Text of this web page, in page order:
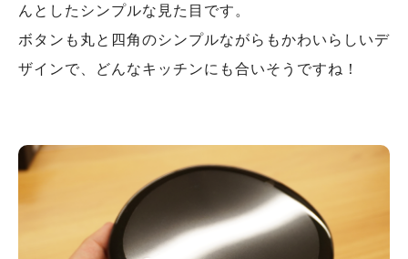
んとしたシンプルな見た目です。
ボタンも丸と四角のシンプルながらもかわいらしいデ
ザインで、どんなキッチンにも合いそうですね！